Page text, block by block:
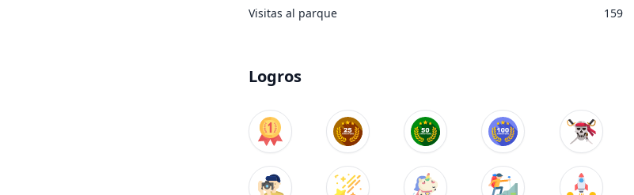
Visitas al parque 159
Logros